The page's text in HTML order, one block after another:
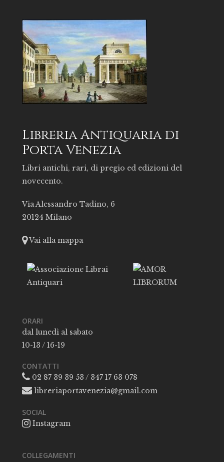
Libreria Antiquaria di
Porta Venezia
Libri antichi, rari, di pregio ed edizioni del
novecento.
Via Alessandro Tadino, 6
20124 Milano
Vai alla mappa
ORARI
dal lunedì al sabato
10-13 / 16-19
CONTATTI
02 87 39 39 53 / 347 17 63 078
libreriaportavenezia@gmail.com
SOCIAL
Instagram
COLLEGAMENTI